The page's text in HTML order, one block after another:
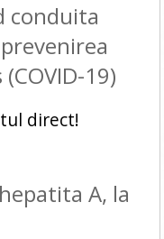
conduita
19)
direct!
A, la